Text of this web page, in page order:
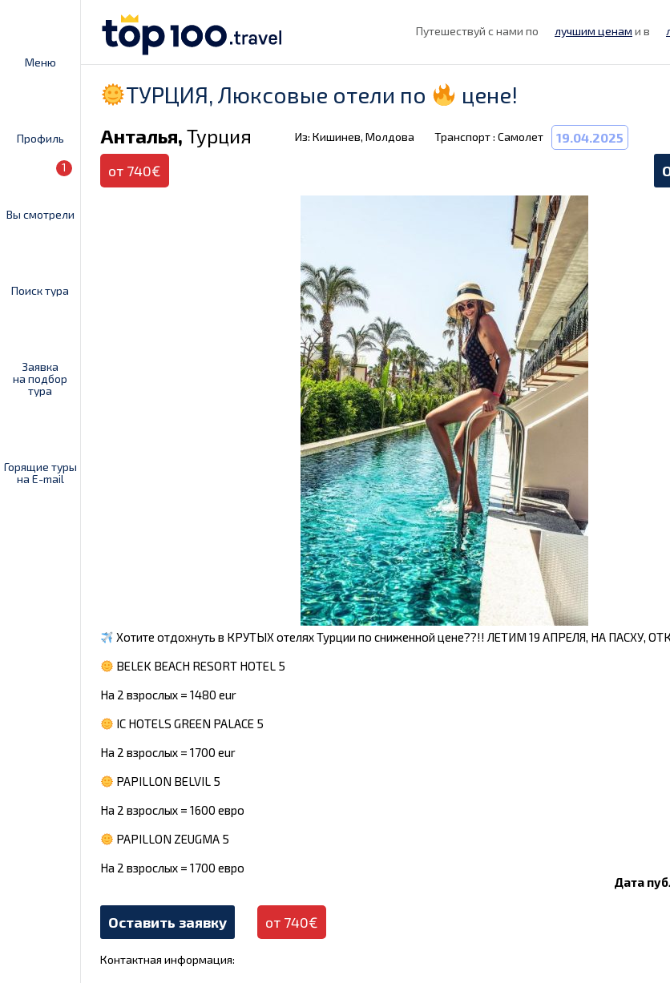
Меню
Профиль
Вы смотрели
1
Поиск тура
Заявка
на подбор
тура
Горящие туры
на E-mail
Путешествуй с нами по лучшим ценам и в
ТУРЦИЯ, Люксовые отели по цене!
Анталья, Турция Из: Кишинев, Молдова Транспорт : Самолет 19.04.2025
от 740€
Хотите отдохнуть в КРУТЫХ отелях Турции по сниженной цене??!! ЛЕТИМ 19 АПРЕЛЯ, НА ПАСХУ,
BELEK BEACH RESORT HOTEL 5
На 2 взрослых = 1480 eur
IC HOTELS GREEN PALACE 5
На 2 взрослых = 1700 eur
PAPILLON BELVIL 5
На 2 взрослых = 1600 евро
PAPILLON ZEUGMA 5
На 2 взрослых = 1700 евро
Дата
Оставить заявку от 740€
Контактная информация: